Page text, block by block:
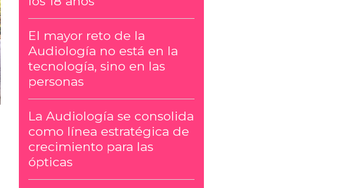
El mayor reto de la
Audiología no está en la
tecnología, sino en las
personas
La Audiología se consolida
como línea estratégica de
crecimiento para las
ópticas